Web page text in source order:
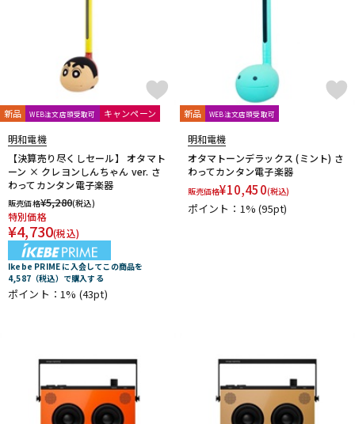
新品 WEB注文店頭受取可 キャンペーン
明和電機
【決算売り尽くしセール】 オタマト
ーン × クレヨンしんちゃん ver. さ
わってカンタン電子楽器
販売価格¥5,280(税込)
特別価格
¥4,730(税込)
Ikebe PRIME に入会してこの商品を
4,587（税込）で購入する
ポイント：1% (43pt)
新品 WEB注文店頭受取可
明和電機
オタマトーンデラックス (ミント) さ
わってカンタン電子楽器
販売価格¥10,450(税込)
ポイント：1%(95pt)